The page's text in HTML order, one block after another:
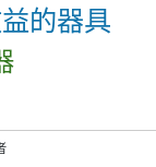
的器具